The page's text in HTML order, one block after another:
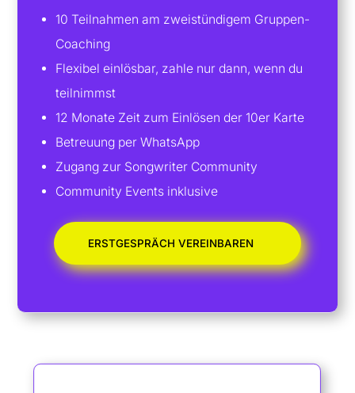
10 Teilnahmen am zweistündigem Gruppen-
Coaching
Flexibel einlösbar, zahle nur dann, wenn du
teilnimmst
12 Monate Zeit zum Einlösen der 10er Karte
Betreuung per WhatsApp
Zugang zur Songwriter Community
Community Events inklusive
ERSTGESPRÄCH VEREINBAREN